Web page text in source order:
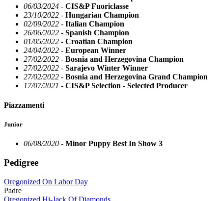
06/03/2024 - CIS&P Fuoriclasse
23/10/2022 - Hungarian Champion
02/09/2022 - Italian Champion
26/06/2022 - Spanish Champion
01/05/2022 - Croatian Champion
24/04/2022 - European Winner
27/02/2022 - Bosnia and Herzegovina Champion
27/02/2022 - Sarajevo Winter Winner
27/02/2022 - Bosnia and Herzegovina Grand Champion
17/07/2021 - CIS&P Selection - Selected Producer
Piazzamenti
Junior
06/08/2020 - Minor Puppy Best In Show 3
Pedigree
Oregonized On Labor Day
Padre
Oregonized Hi-Jack Of Diamonds